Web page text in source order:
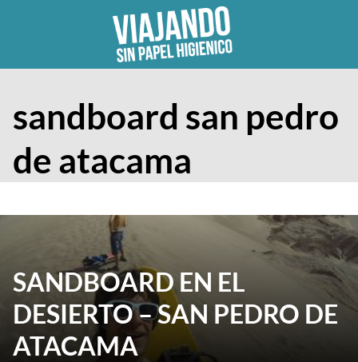
sandboard san pedro
de atacama
SANDBOARD EN EL
DESIERTO – SAN PEDRO DE
ATACAMA